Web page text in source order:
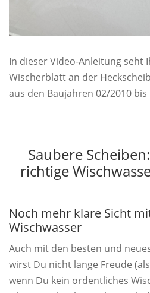
In dieser Video-Anleitung seht
Wischerblatt an der
aus den Baujahren 02/2010
Saubere
richtige
Noch mehr klare Sicht
Wischwasser
Auch mit den besten und
wirst Du nicht lange Freude
wenn Du kein ordentliches